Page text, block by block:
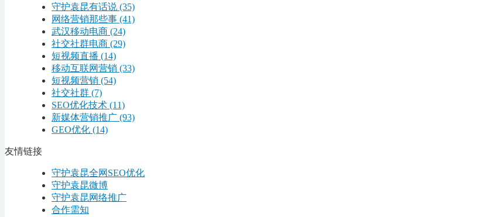
守护袁昆有话说 (35)
网络营销那些事 (41)
武汉移动电商 (24)
社交社群电商 (29)
短视频直播 (14)
移动互联网营销 (33)
短视频营销 (54)
社交社群 (7)
SEO优化技术 (11)
新媒体营销推广 (93)
GEO优化 (14)
友情链接
守护袁昆全网SEO优化
守护袁昆微博
守护袁昆网络推广
合作需知